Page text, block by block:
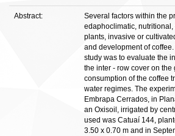
Abstract:
Several factors within the
edaphoclimatic,
plants, invasive or
and development of
study was to evaluate the
the inter - row cover on the
consumption of the coffee
water regimes. The
Embrapa Cerrados, in
an Oxisoil, irrigated by
used was Catuaí 144,
3.50 x 0.70 m and in